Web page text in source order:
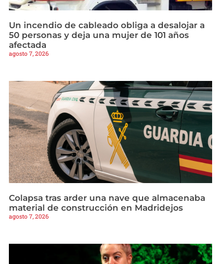
Un incendio de cableado obliga a desalojar a
50 personas y deja una mujer de 101 años
afectada
agosto 7, 2026
Colapsa tras arder una nave que almacenaba
material de construcción en Madridejos
agosto 7, 2026